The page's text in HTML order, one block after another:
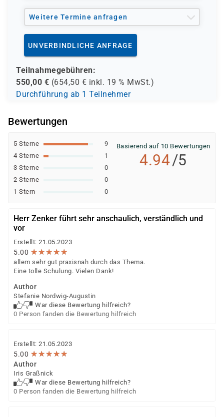
Weitere Termine anfragen
UNVERBINDLICHE ANFRAGE
Teilnahmegebühren:
550,00 € (654,50 € inkl. 19 % MwSt.)
Durchführung ab 1 Teilnehmer
Bewertungen
5 Sterne
9
4 Sterne
1
3 Sterne
0
2 Sterne
0
1 Stern
0
Basierend auf 10 Bewertungen
4.94/5
Herr Zenker führt sehr anschaulich, verständlich und
vor
Erstellt: 21.05.2023
5.00 ★★★★★
★★★★★
allem sehr gut praxisnah durch das Thema.
Eine tolle Schulung. Vielen Dank!
Author
Stefanie Nordwig-Augustin
War diese Bewertung hilfreich?
0 Person fanden die Bewertung hilfreich
Erstellt: 21.05.2023
5.00 ★★★★★
★★★★★
Author
Iris Graßnick
War diese Bewertung hilfreich?
0 Person fanden die Bewertung hilfreich